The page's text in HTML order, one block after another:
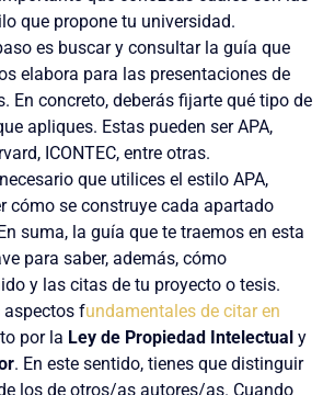
que propone tu universidad.
es buscar y consultar la guía que
elabora para las presentaciones de
En concreto, deberás fijarte qué tipo de
apliques. Estas pueden serAPA,
ICONTEC, entre otras.
que utilices el estilo APA,
cómo se construye cada apartado
suma, la guía que te traemos en esta
para saber, además, cómo
y las citas de tu proyecto o tesis.
aspectos fundamentales de citar en
por la Ley de Propiedad Intelectual y
. En este sentido, tienes que distinguir
los de otros/as autores/as. Cuando